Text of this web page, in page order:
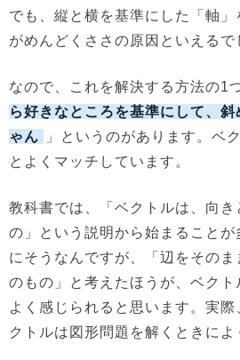
でも、縦と横を基準にした「軸
がめんどくささの原因といえるで
なので、これを解決する方法の1
ら好きなところを基準にして、
ゃん
」というのがあります。ベ
とよくマッチしています。
教科書では、「ベクトルは、向き
の」という説明から始まること
にそうなんですが、「辺をその
のもの」と考えたほうが、ベク
よく感じられると思います。実
クトルは図形問題を解くときによ